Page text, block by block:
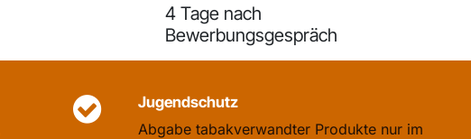
4 Tage nach
Bewerbungsgespräch
Jugendschutz
Abgabe tabakverwandter Produkte nur im